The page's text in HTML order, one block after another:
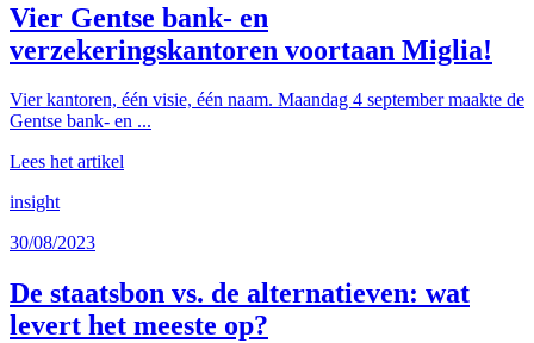
Vier Gentse bank- en
verzekeringskantoren voortaan Miglia!
Vier kantoren, één visie, één naam. Maandag 4 september maakte de
Gentse bank- en ...
Lees het artikel
insight
30/08/2023
De staatsbon vs. de alternatieven: wat
levert het meeste op?